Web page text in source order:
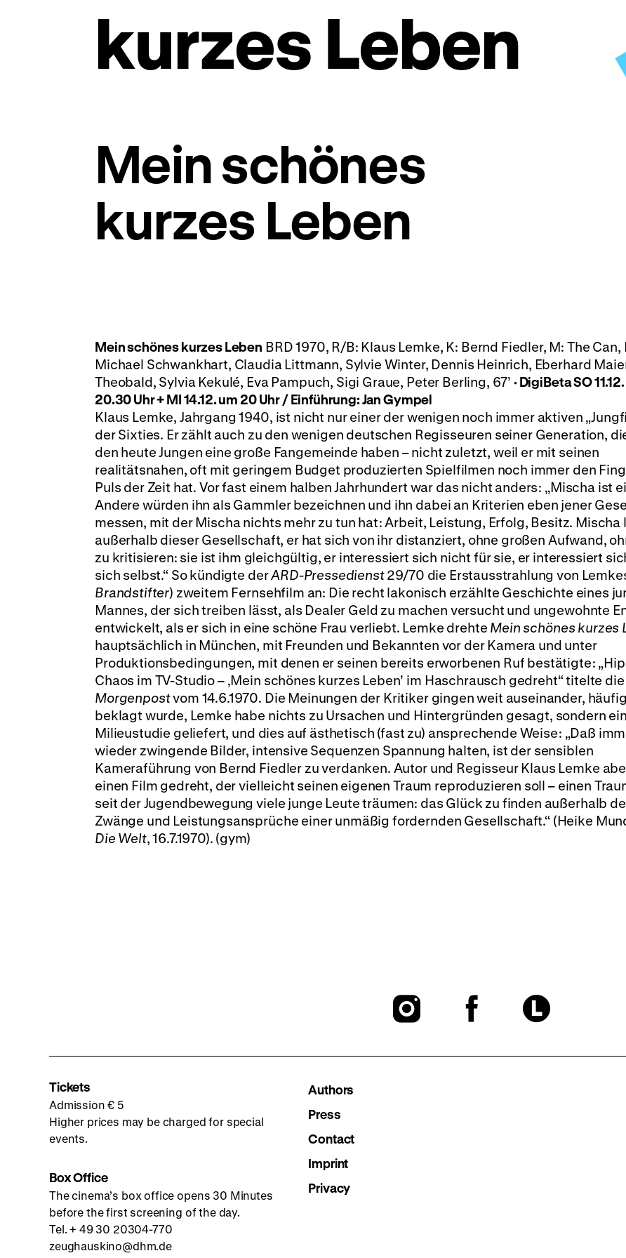
kurzes Leben
Mein schönes
kurzes Leben
Mein schönes kurzes Leben BRD 1970, R/B: Klaus Lemke, K: Bernd Fiedler, M: The Can,
Michael Schwankhart, Claudia Littmann, Sylvie Winter, Dennis Heinrich, Eberhard
Theobald, Sylvia Kekulé, Eva Pampuch, Sigi Graue, Peter Berling, 67’ · DigiBetaSO
20.30 Uhr + MI 14.12. um 20 Uhr / Einführung: Jan Gympel
Klaus Lemke, Jahrgang 1940, ist nicht nur einer der wenigen noch immer aktiven
der Sixties. Er zählt auch zu den wenigen deutschen Regisseuren seiner Generation,
den heute Jungen eine große Fangemeinde haben – nicht zuletzt, weil er mit seinen
realitätsnahen, oft mit geringem Budget produzierten Spielfilmen noch immer den
Puls der Zeit hat. Vor fast einem halben Jahrhundert war das nicht anders: „Mischa ist
Andere würden ihn als Gammler bezeichnen und ihn dabei an Kriterien eben jener
messen, mit der Mischa nichts mehr zu tun hat: Arbeit, Leistung, Erfolg, Besitz. Mischa
außerhalb dieser Gesellschaft, er hat sich von ihr distanziert, ohne großen Aufwand,
zu kritisieren: sie ist ihm gleichgültig, er interessiert sich nicht für sie, er interessiert
sich selbst.“ So kündigte derARD-Pressedienst29/70 die Erstausstrahlung von
Brandstifter) zweitem Fernsehfilm an: Die recht lakonisch erzählte Geschichte eines
Mannes, der sich treiben lässt, als Dealer Geld zu machen versucht und ungewohnte
entwickelt, als er sich in eine schöne Frau verliebt. Lemke drehte Mein schönes kurzes
hauptsächlich in München, mit Freunden und Bekannten vor der Kamera und unter
Produktionsbedingungen, mit denen er seinen bereits erworbenen Ruf bestätigte:
Chaos im TV-Studio – ‚Mein schönes kurzes Leben’ im Haschrausch gedreht“ titelte die
Morgenpostvom 14.6.1970. Die Meinungen der Kritiker gingen weit auseinander, häufig
beklagt wurde, Lemke habe nichts zu Ursachen und Hintergründen gesagt, sondern
Milieustudie geliefert, und dies auf ästhetisch (fast zu) ansprechende Weise: „Daß
wieder zwingende Bilder, intensive Sequenzen Spannung halten, ist der sensiblen
Kameraführung von Bernd Fiedler zu verdanken. Autor und Regisseur Klaus Lemke
einen Film gedreht, der vielleicht seinen eigenen Traum reproduzieren soll – einen
seit der Jugendbewegung viele junge Leute träumen: das Glück zu finden außerhalb
Zwänge und Leistungsansprüche einer unmäßig fordernden Gesellschaft.“ (Heike
Die Welt, 16.7.1970). (gym)
To
To
To
Tickets
Admission € 5
Higher prices may be charged for special
events.
Box Office
The cinema’s box office opens 30 Minutes
before the first screening of the day.
Tel. + 49 30 20304-770
zeughauskino@dhm.de
Authors
Press
Contact
Imprint
Privacy